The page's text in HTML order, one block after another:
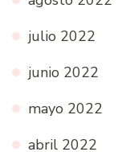
julio 2022
junio 2022
mayo 2022
abril 2022